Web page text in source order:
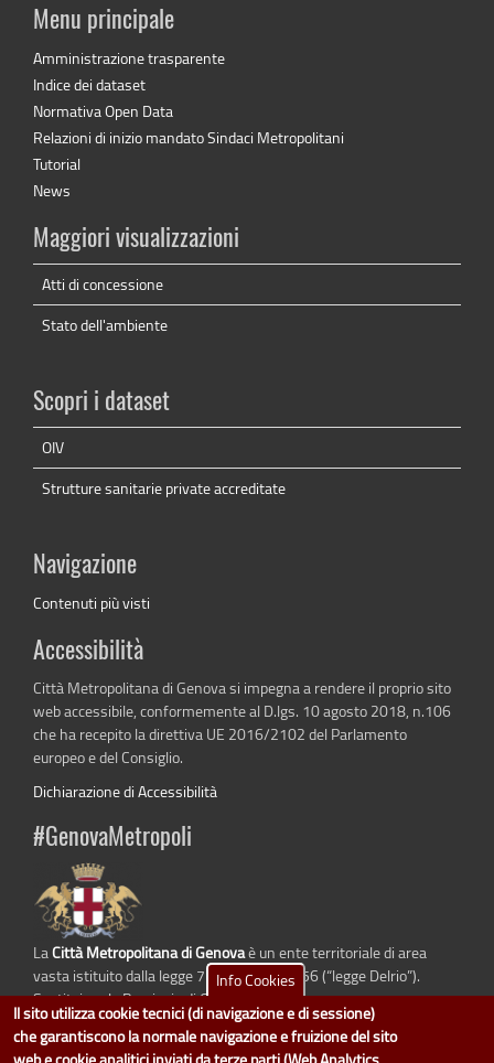
Menu principale
Amministrazione trasparente
Indice dei dataset
Normativa Open Data
Relazioni di inizio mandato Sindaci Metropolitani
Tutorial
News
Maggiori visualizzazioni
Atti di concessione
Stato dell'ambiente
Scopri i dataset
OIV
Strutture sanitarie private accreditate
Navigazione
Contenuti più visti
Accessibilità
Città Metropolitana di Genova si impegna a rendere il proprio sito
web accessibile, conformemente al D.lgs. 10 agosto 2018, n.106
che ha recepito la direttiva UE 2016/2102 del Parlamento
europeo e del Consiglio.
Dichiarazione di Accessibilità
#GenovaMetropoli
LaCittà Metropolitana di Genovaè un ente territoriale di area
vasta istituito dalla legge 7 aprile 2014 n. 56 (“legge Delrio”).
Sostituisce la Provincia di Genova.
Info Cookies
Il sito utilizza cookie tecnici (di navigazione e di sessione)
che garantiscono la normale navigazione e fruizione del sito